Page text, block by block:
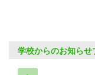
学校からのお知らせ